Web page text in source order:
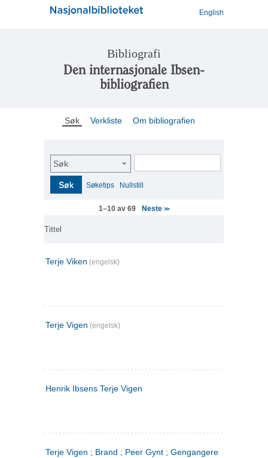
English
Bibliografi
Den internasjonale Ibsen-
bibliografien
Søk Verkliste Om bibliografien
Søk
Søk Søketips Nullstill
1–10 av 69 Neste>>
Tittel
Terje Viken (engelsk)
Terje Vigen (engelsk)
Henrik Ibsens Terje Vigen
Terje Vigen ; Brand ; Peer Gynt ; Gengangere